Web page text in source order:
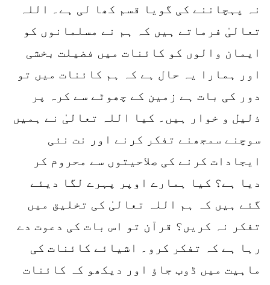
نہ پہچاننے کی گویا قسم کھا لی ہے۔ اللہ
تعالیٰ فرماتے ہیں کہ ہم نے مسلمانوں کو
ایمان والوں کو کائنات میں فضیلت بخشی
اور ہمارا یہ حال ہے کہ ہم کائنات میں تو
دور کی بات ہے زمین کے چھوٹے سے کرہ پر
ذلیل و خوار ہیں۔ کیا اللہ تعالیٰ نے ہمیں
سوچنے سمجھنے تفکر کرنے اور نت نئی
ایجادات کرنے کی صلاحیتوں سے محروم کر
دیا ہے؟ کیا ہمارے اوپر پہرے لگا دیئے
گئے ہیں کہ ہم اللہ تعالیٰ کی تخلیق میں
تفکر نہ کریں؟ قرآن تو اس بات کی دعوت دے
رہا ہے کہ تفکر کرو۔ اشیائے کائنات کی
ماہیت میں ڈوب جاؤ اور دیکھو کہ کائنات